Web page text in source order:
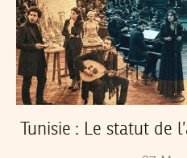
Tunisie : Le statut de